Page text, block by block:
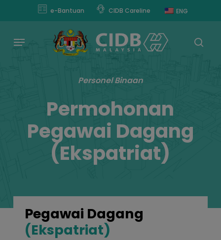
content
e-Bantuan CIDB Careline ENG
Menu
Personel Binaan
Permohonan
Pegawai Dagang
(Ekspatriat)
Pegawai Dagang
(Ekspatriat)